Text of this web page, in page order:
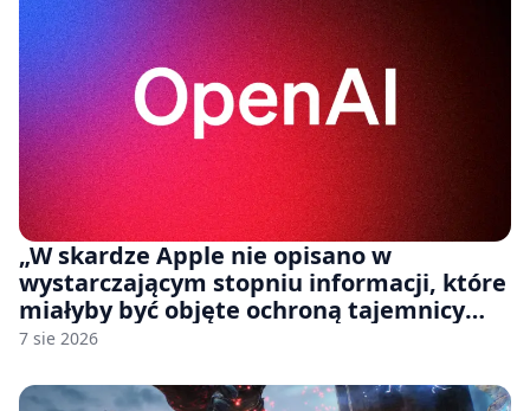
„W skardze Apple nie opisano w
wystarczającym stopniu informacji, które
miałyby być objęte ochroną tajemnicy
handlowej”. OpenAI żąda odrzucenia
7 sie 2026